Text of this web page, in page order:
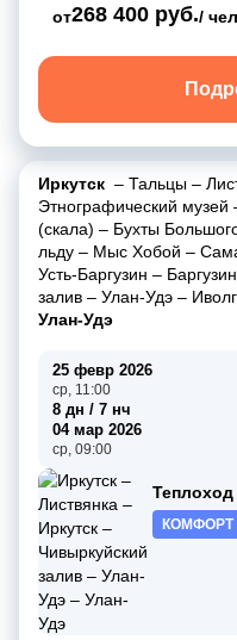
от268 400 руб./ чел
Иркутск – Тальцы –
Этнографический музей
(скала) – Бухты
льду – Мыс Хобой –
Усть-Баргузин –
залив – Улан-Удэ –
Улан-Удэ
25 февр 2026
ср, 11:00
8 дн / 7 нч
04 мар 2026
ср, 09:00
КОМФОРТ